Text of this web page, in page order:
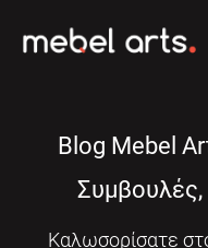
Blog Mebel
Συμβουλές,
Καλωσορίσατε